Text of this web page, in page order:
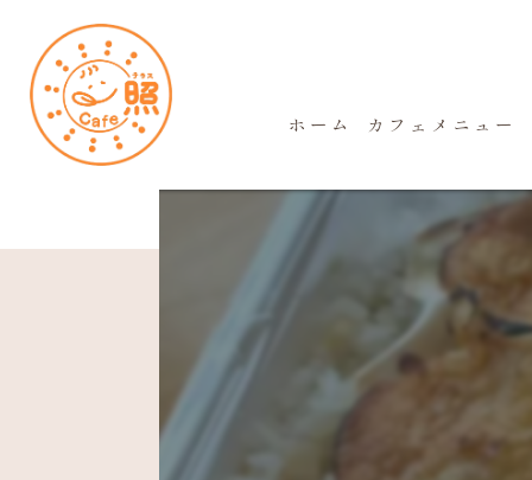
ホーム カフェメニュー